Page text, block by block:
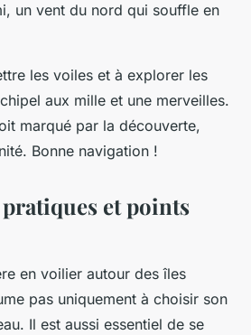
un vent du nord qui souffle en
les voiles et à explorer les
aux mille et une merveilles.
marqué par la découverte,
Bonne navigation !
et points
en voilier autour des îles
pas uniquement à choisir son
Il est aussi essentiel de se